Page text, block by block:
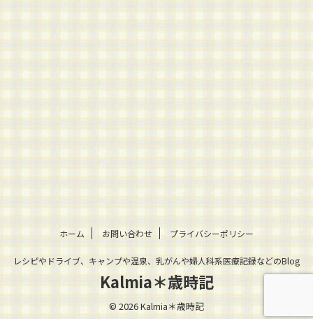
ホーム お問い合わせ プライバシーポリシー
レシピやドライブ、キャンプや温泉、乳がんや婦人科系医療記録などのBlog
Kalmia＊歳時記
© 2026 Kalmia＊歳時記